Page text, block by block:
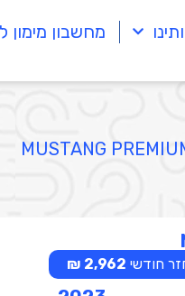
מחשבון מימון
חודשי 2,962 ₪